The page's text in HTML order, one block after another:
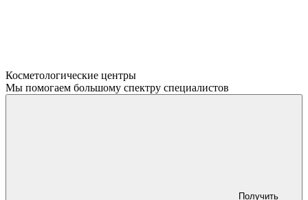
Косметологические центры
Мы помогаем большому спектру специалистов